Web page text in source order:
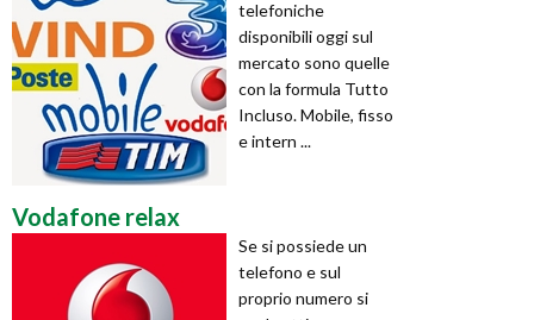
telefoniche
disponibili oggi sul
mercato sono quelle
con la formula Tutto
Incluso. Mobile, fisso
e intern ...
Vodafone relax
Se si possiede un
telefono e sul
proprio numero si